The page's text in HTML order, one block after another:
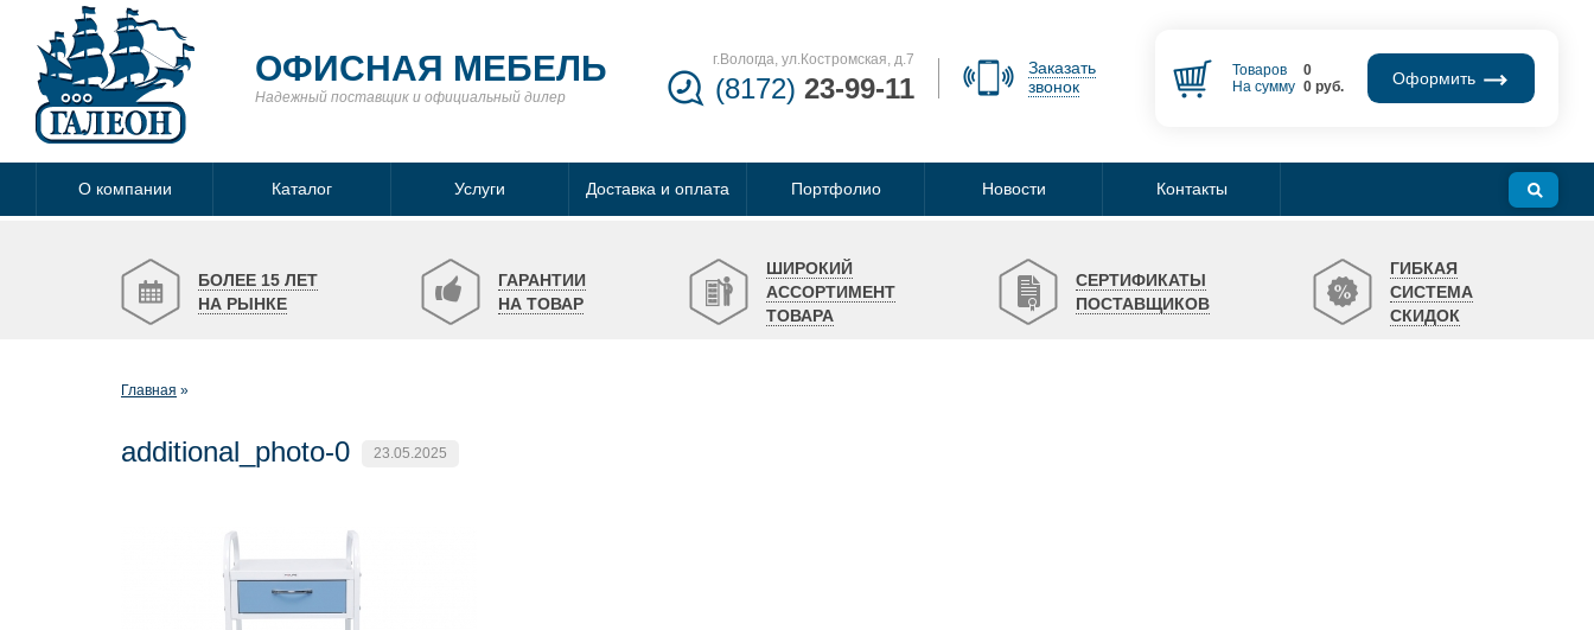
ОФИСНАЯ МЕБЕЛЬ
Надежный поставщик и официальный дилер
г.Вологда, ул.Костромская, д.7
(8172) 23-99-11
Заказать
звонок
Товаров
0
На сумму 0руб. Оформить
О компании Каталог Услуги Доставка и оплата Портфолио Новости Контакты
БОЛЕЕ 15 ЛЕТ
НА РЫНКЕ
ГАРАНТИИ
НА ТОВАР
ШИРОКИЙ
АССОРТИМЕНТ
ТОВАРА
СЕРТИФИКАТЫ
ПОСТАВЩИКОВ
ГИБКАЯ
СИСТЕМА
СКИДОК
Главная
additional_photo-0 23.05.2025